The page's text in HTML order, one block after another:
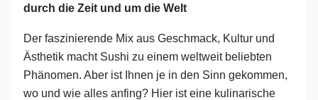
durch die Zeit und um die Welt
Der faszinierende Mix aus Geschmack, Kultur und
Ästhetik macht Sushi zu einem weltweit beliebten
Phänomen. Aber ist Ihnen je in den Sinn gekommen,
wo und wie alles anfing? Hier ist eine kulinarische